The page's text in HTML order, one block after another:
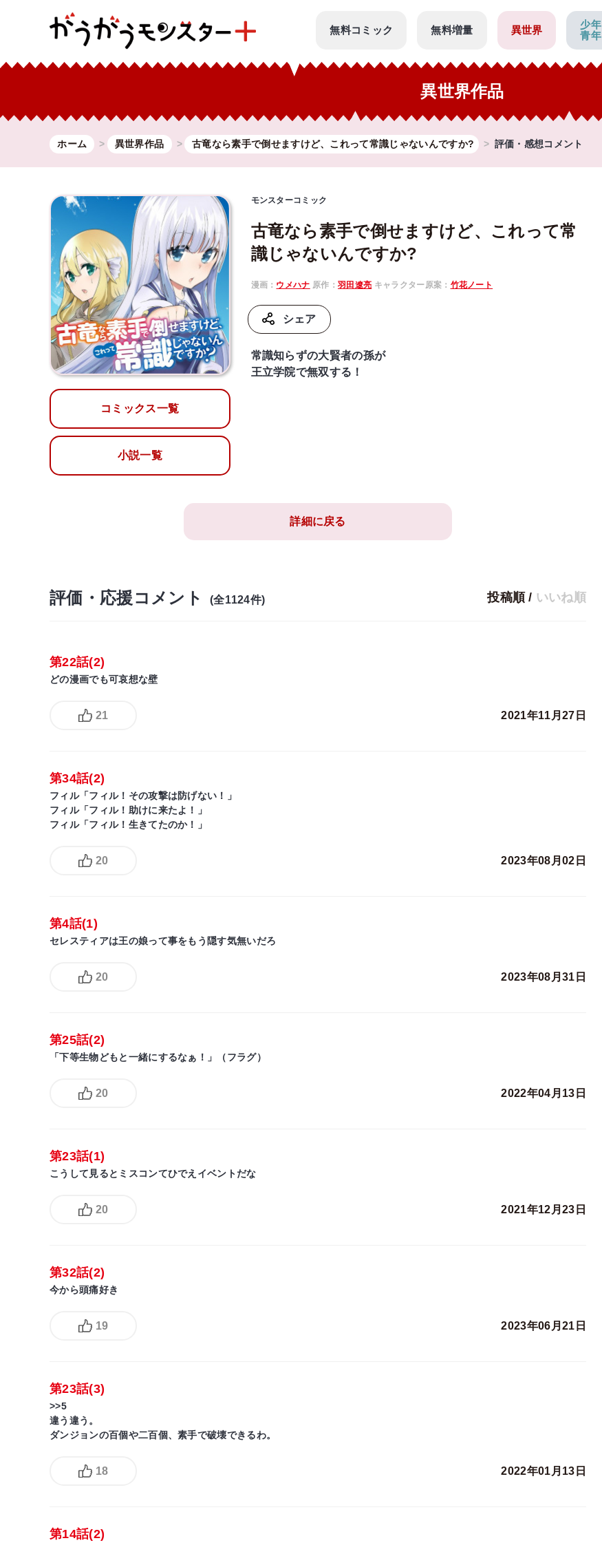
無料コミック 無料増量 異世界
少年
青年
異世界作品
ホーム 異世界作品 古竜なら素手で倒せますけど、これって常識じゃないんですか? 評価・感想コメント
コミックス一覧
小説一覧
モンスターコミック
古竜なら素手で倒せますけど、これって常
識じゃないんですか?
漫画： ウメハナ 原作：羽田遼亮 キャラクター原案： 竹花ノート
シェア
常識知らずの大賢者の孫が
王立学院で無双する！
詳細に戻る
評価・応援コメント (全1124件) 投稿順 / いいね順
第22話(2)
どの漫画でも可哀想な壁
21 2021年11月27日
第34話(2)
フィル「フィル！その攻撃は防げない！」
フィル「フィル！助けに来たよ！」
フィル「フィル！生きてたのか！」
20 2023年08月02日
第4話(1)
セレスティアは王の娘って事をもう隠す気無いだろ
20 2023年08月31日
第25話(2)
「下等生物どもと一緒にするなぁ！」（フラグ）
20 2022年04月13日
第23話(1)
こうして見るとミスコンてひでえイベントだな
20 2021年12月23日
第32話(2)
今から頭痛好き
19 2023年06月21日
第23話(3)
>>5
違う違う。
ダンジョンの百個や二百個、素手で破壊できるわ。
18 2022年01月13日
第14話(2)